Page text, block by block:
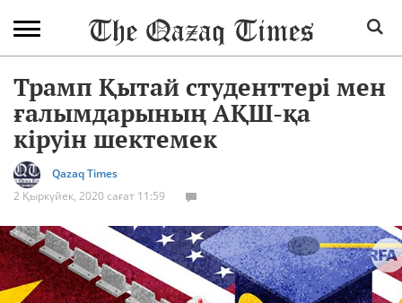
Трамп Қытай студенттері мен
ғалымдарының АҚШ-қа
кіруін шектемек
Qazaq Times
2 Қыркүйек, 2020 сағат 11:59